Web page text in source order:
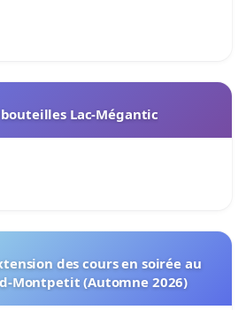
Lac-Mégantic
des cours en soirée au
Montpetit (Automne 2026)